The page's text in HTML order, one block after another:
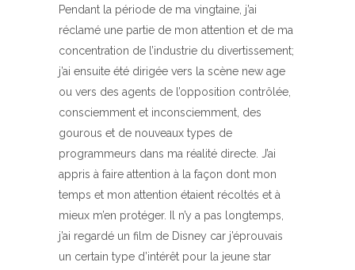
Pendant la période de ma vingtaine, j’ai
réclamé une partie de mon attention et de ma
concentration de l’industrie du divertissement;
j’ai ensuite été dirigée vers la scène new age
ou vers des agents de l’opposition contrôlée,
consciemment et inconsciemment, des
gourous et de nouveaux types de
programmeurs dans ma réalité directe. J’ai
appris à faire attention à la façon dont mon
temps et mon attention étaient récoltés et à
mieux m’en protéger. Il n’y a pas longtemps,
j’ai regardé un film de Disney car j’éprouvais
un certain type d’intérêt pour la jeune star